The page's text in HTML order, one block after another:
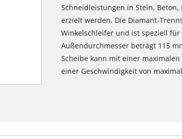
Schneidleistungen in Stein,
erzielt werden. Die Diamant-
Winkelschleifer und ist speziell
Außendurchmesser beträgt 115
Scheibe kann mit einer
einer Geschwindigkeit von